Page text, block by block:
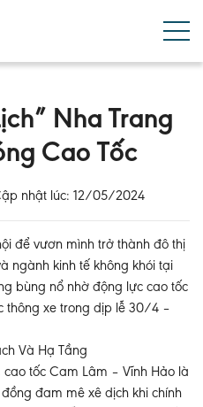
Nha Trang
Cao Tốc
nhật lúc: 12/05/2024
để vươn mình trở thành đô thị
ngành kinh tế không khói tại
bùng nổ nhờ động lực cao tốc
thông xe trong dịp lễ 30/4 –
Và Hạ Tầng
tốc Cam Lâm – Vĩnh Hảo là
đam mê xê dịch khi chính